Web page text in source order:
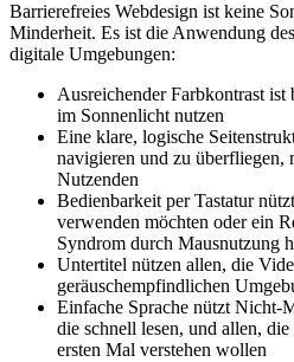
Barrierefreies Webdesign ist keine
Minderheit. Es ist die Anwendung
digitale Umgebungen:
Ausreichender Farbkontrast
im Sonnenlicht nutzen
Eine klare, logische
navigieren und zu überfliegen,
Nutzenden
Bedienbarkeit per Tastatur
verwenden möchten oder ein
Syndrom durch Mausnutzung
Untertitel nützen allen, die
geräuschempfindlichen
Einfache Sprache nützt Nicht-
die schnell lesen, und allen,
ersten Mal verstehen wollen